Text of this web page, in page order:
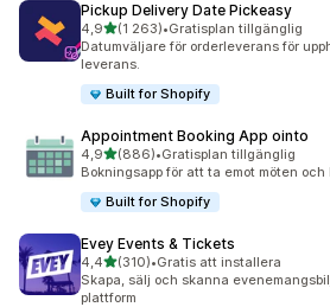
Pickup Delivery Date Pickeasy
4,9av 5 stjärnor
(1 263)
1263 recensioner totalt
•Gratisplan tillgänglig
Datumväljare för orderleverans för
leverans.
Built for Shopify
Appointment Booking App ointo
4,9av 5 stjärnor
(886)
886 recensioner totalt
•Gratisplan tillgänglig
Bokningsapp för att ta emot möten
Built for Shopify
Evey Events & Tickets
4,4av 5 stjärnor
(310)
310 recensioner totalt
•Gratis att installera
Skapa, sälj och skanna
plattform